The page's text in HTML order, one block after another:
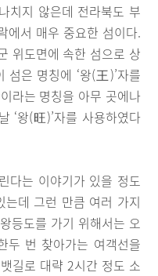
치지 않은데 전라북도 부
에서 매우 중요한 섬이다.
위도면에 속한 섬으로 상
섬은 명칭에 ‘왕(王)’자를
라는 명칭을 아무 곳에나
‘왕(旺)’자를 사용하였다
다는 이야기가 있을 정도
는데 그런 만큼 여러 가지
등도를 가기 위해서는 오
두 번 찾아가는 여객선을
길로 대략 2시간 정도 소